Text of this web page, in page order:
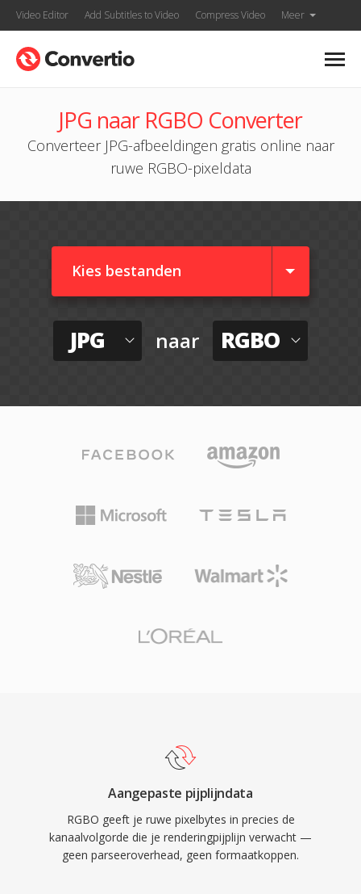
Video Editor Add Subtitles to Video Compress Video Meer
JPG naar RGBO Converter
Converteer JPG-afbeeldingen gratis online naar
ruwe RGBO-pixeldata
Kies bestanden
JPG naar RGBO
Aangepaste pijplijndata
RGBO geeft je ruwe pixelbytes in precies de
kanaalvolgorde die je renderingpijplijn verwacht —
geen parseeroverhead, geen formaatkoppen.